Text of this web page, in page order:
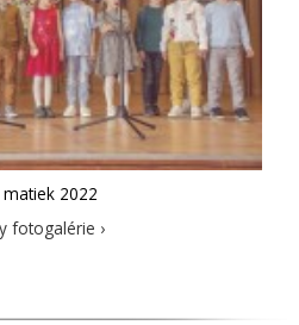
2022
fotogalérie ›